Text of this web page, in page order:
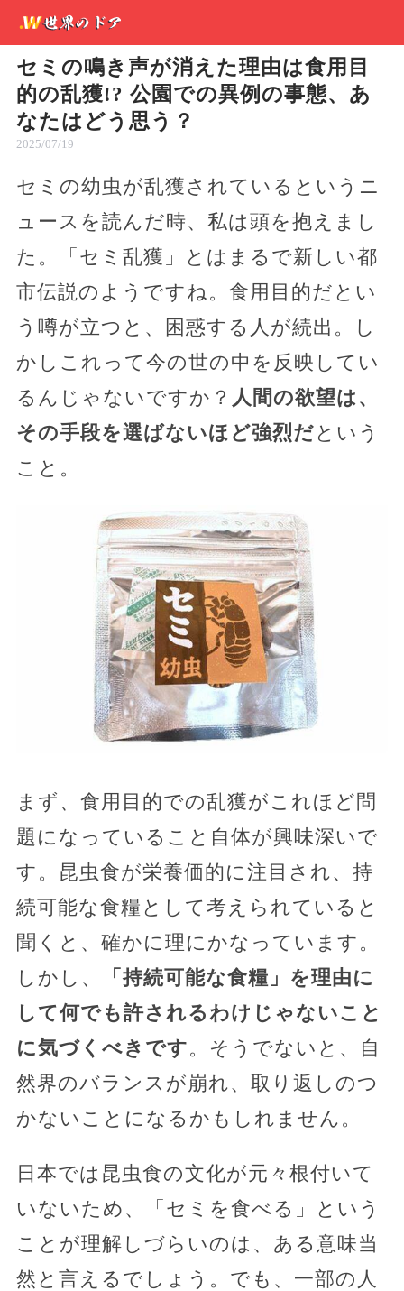
セミの鳴き声が消えた理由は食用目
的の乱獲!? 公園での異例の事態、あ
なたはどう思う？
2025/07/19
セミの幼虫が乱獲されているというニ
ュースを読んだ時、私は頭を抱えまし
た。「セミ乱獲」とはまるで新しい都
市伝説のようですね。食用目的だとい
う噂が立つと、困惑する人が続出。し
かしこれって今の世の中を反映してい
るんじゃないですか？ 人間の欲望は、
その手段を選ばないほど強烈だという
こと。
まず、食用目的での乱獲がこれほど問
題になっていること自体が興味深いで
す。昆虫食が栄養価的に注目され、持
続可能な食糧として考えられていると
聞くと、確かに理にかなっています。
しかし、
「持続可能な食糧」を理由に
して何でも許されるわけじゃないこと
に気づくべきです。そうでないと、自
然界のバランスが崩れ、取り返しのつ
かないことになるかもしれません。
日本では昆虫食の文化が元々根付いて
いないため、「セミを食べる」という
ことが理解しづらいのは、ある意味当
然と言えるでしょう。でも、一部の人